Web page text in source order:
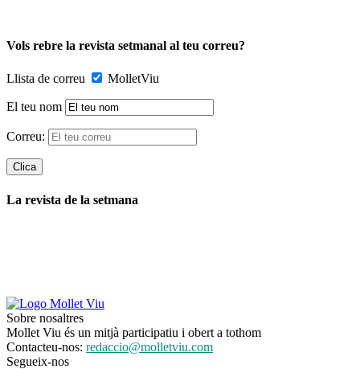
Vols rebre la revista setmanal al teu correu?
Llista de correu MolletViu
El teu nom
Correu:
La revista de la setmana
Sobre nosaltres
Mollet Viu és un mitjà participatiu i obert a tothom
Contacteu-nos: redaccio@molletviu.com
Segueix-nos